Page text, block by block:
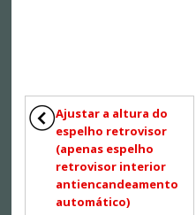
Ajustar a altura do
espelho retrovisor
(apenas espelho
retrovisor interior
antiencandeamento
automático)